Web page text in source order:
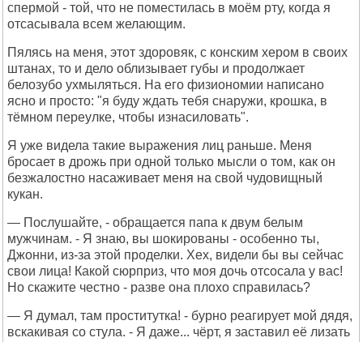
спермой - той, что не поместилась в моём рту, когда я
отсасывала всем желающим.
Пялясь на меня, этот здоровяк, с конским хером в своих
штанах, то и дело облизывает губы и продолжает
белозубо ухмыляться. На его физиономии написано
ясно и просто: "я буду ждать тебя снаружи, крошка, в
тёмном переулке, чтобы изнасиловать".
Я уже видела такие выражения лиц раньше. Меня
бросает в дрожь при одной только мысли о том, как он
безжалостно насаживает меня на свой чудовищный
кукан.
— Послушайте, - обращается папа к двум белым
мужчинам. - Я знаю, вы шокированы - особенно ты,
Джонни, из-за этой проделки. Хех, видели бы вы сейчас
свои лица! Какой сюрприз, что моя дочь отсосала у вас!
Но скажите честно - разве она плохо справилась?
— Я думал, там проститутка! - бурно реагирует мой дядя,
вскакивая со стула. - Я даже... чёрт, я заставил её лизать